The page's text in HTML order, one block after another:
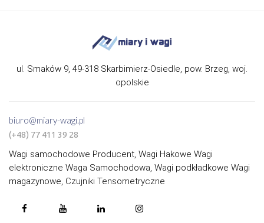
ul. Smaków 9, 49-318 Skarbimierz-Osiedle, pow. Brzeg, woj.
opolskie
biuro@miary-wagi.pl
(+48) 77 411 39 28
Wagi samochodowe Producent, Wagi Hakowe Wagi
elektroniczne Waga Samochodowa, Wagi podkładkowe Wagi
magazynowe, Czujniki Tensometryczne